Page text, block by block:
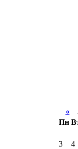
«
Пн
3
4